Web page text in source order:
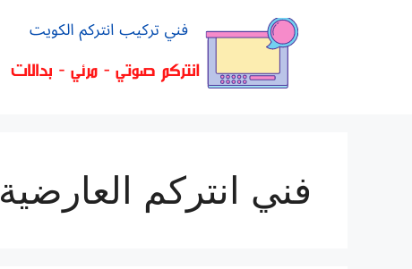
فني انتركم العارضية